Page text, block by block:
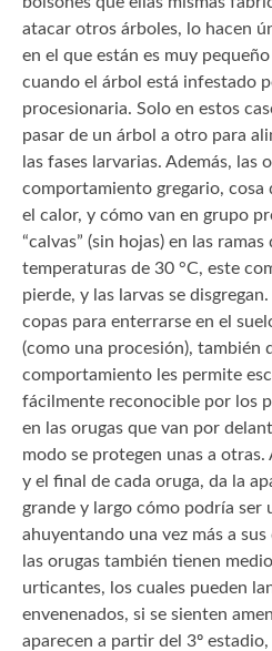
atacar otros árboles, lo hacen
en el que están es muy
cuando el árbol está infestado
procesionaria. Solo en estos
pasar de un árbol a otro para
las fases larvarias. Además, las
comportamiento gregario, cosa
el calor, y cómo van en grupo
“calvas” (sin hojas) en las
temperaturas de 30 °C, este
pierde, y las larvas se
copas para enterrarse en el
(como una procesión), también
comportamiento les permite
fácilmente reconocible por los
en las orugas que van por
modo se protegen unas a
y el final de cada oruga, da la
grande y largo cómo podría ser
ahuyentando una vez más a
las orugas también tienen
urticantes, los cuales pueden
envenenados, si se sienten
aparecen a partir del 3º